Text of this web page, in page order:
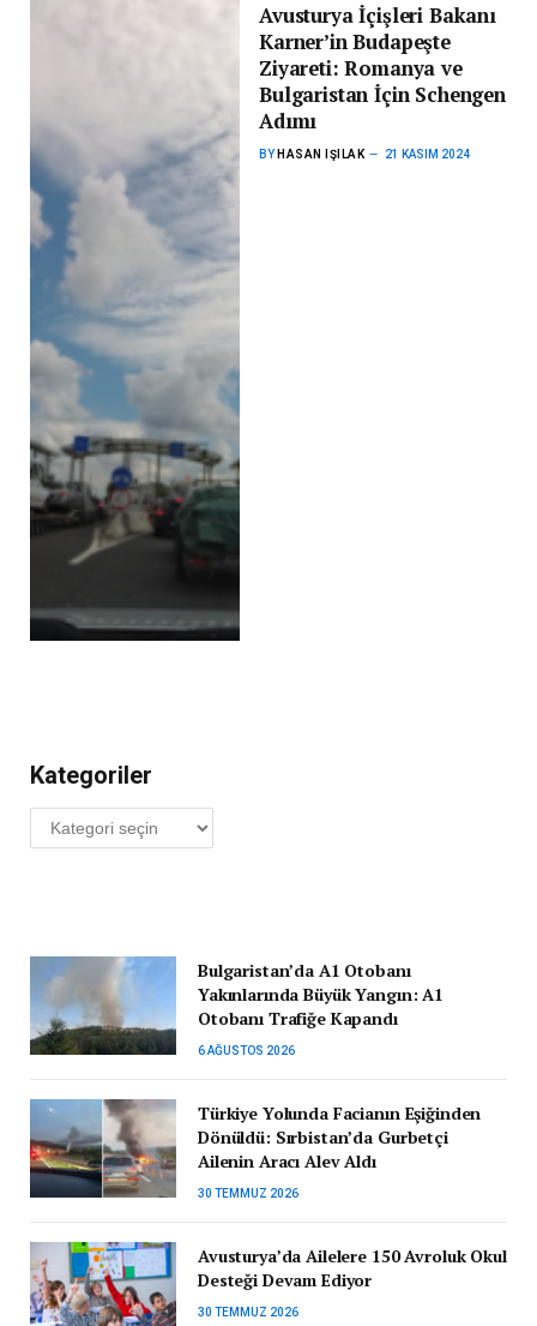
Avusturya İçişleri Bakanı
Karner’in Budapeşte
Ziyareti: Romanya ve
Bulgaristan İçin Schengen
Adımı
BY HASAN IŞILAK 21 KASIM 2024
Kategoriler
Kategoriler
Bulgaristan’da A1 Otobanı
Yakınlarında Büyük Yangın: A1
Otobanı Trafiğe Kapandı
6 AĞUSTOS 2026
Türkiye Yolunda Facianın Eşiğinden
Dönüldü: Sırbistan’da Gurbetçi
Ailenin Aracı Alev Aldı
30 TEMMUZ 2026
Avusturya’da Ailelere 150 Avroluk Okul
Desteği Devam Ediyor
30 TEMMUZ 2026